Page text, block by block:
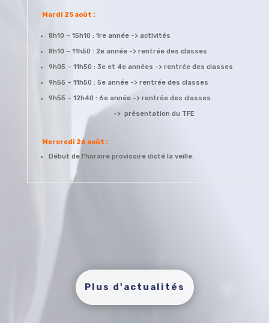
Mardi 25 août :
8h10 – 15h10 : 1re année -> activités
8h10 – 11h50 : 2e année -> rentrée des classes
9h05 – 11h50 : 3e et 4e années -> rentrée des classes
9h55 – 11h50 : 5e année -> rentrée des classes
9h55 – 12h40 : 6e année -> rentrée des
-> présentation du TFE
Mercredi 26 août :
Début de l’horaire provisoire dicté la veille.
Plus d'actualités